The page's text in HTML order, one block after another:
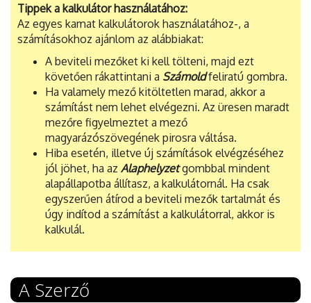
Tippek a kalkulátor használatához:
Az egyes kamat kalkulátorok használatához-, a
számításokhoz ajánlom az alábbiakat:
A beviteli mezőket ki kell tölteni, majd ezt
követően rákattintani a Számoldfeliratú gombra.
Ha valamely mező kitöltetlen marad, akkor a
számítást nem lehet elvégezni. Az üresen maradt
mezőre figyelmeztet a mező
magyarázószövegének pirosra váltása.
Hiba esetén, illetve új számítások elvégzéséhez
jól jöhet, ha az Alaphelyzetgombbal mindent
alapállapotba állítasz, a kalkulátornál. Ha csak
egyszerűen átírod a beviteli mezők tartalmát és
úgy indítod a számítást a kalkulátorral, akkor is
kalkulál.
A Szerző